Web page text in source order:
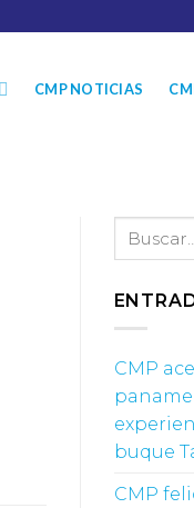
CMP NOTICIAS
CMP
buque
CMP